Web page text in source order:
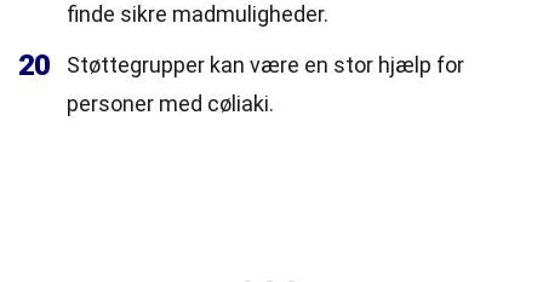
finde sikre madmuligheder.
20
Støttegrupper kan være en stor hjælp for
personer med cøliaki.